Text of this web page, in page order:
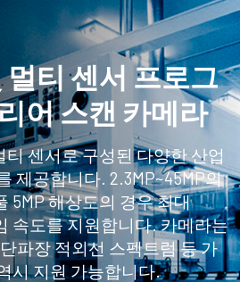
멀티 센서 프로그
어 스캔 카메라
센서로 구성된 다양한 산업
제공합니다. 2.3MP~45MP의
5MP 해상도의 경우 최대
속도를 지원합니다. 카메라는
파장 적외선 스펙트럼 등 가
시 지원 가능합니다.